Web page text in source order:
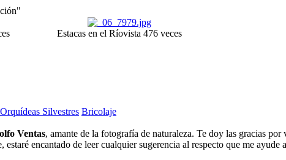
Estacas en el Ríovista 476 veces
Orquídeas Silvestres Bricolaje
Ventas, amante de la fotografía de naturaleza. Te doy las gracias
encantado de leer cualquier sugerencia al respecto que me